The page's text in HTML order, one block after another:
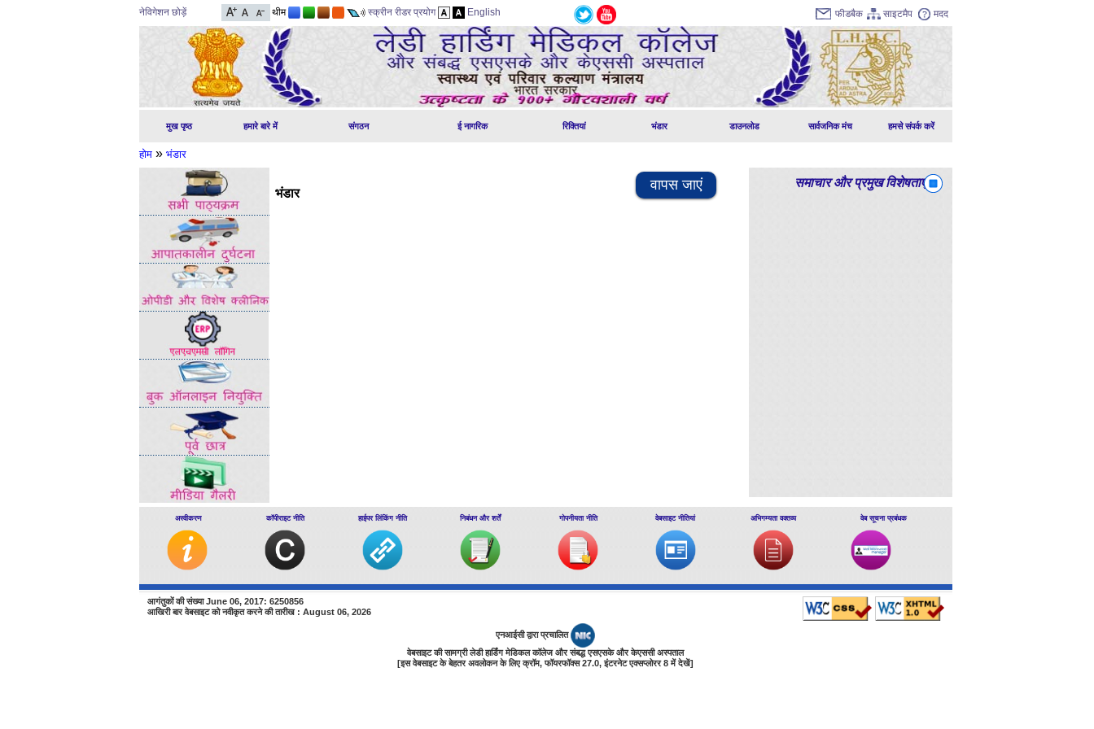
नेविगेशन छोड़ें थीम स्क्रीन रीडर प्रयोग English फीडबैक साइटमैप मदद
मुख पृष्ठ हमारे बारे में संगठन ई नागरिक रिक्तियां भंडार डाउनलोड सार्वजनिक मंच हमसे संपर्क करें
होम» भंडार
समाचार और प्रमुख विशेषताएं
भंडार
वापस जाएं
अस्वीकरण कॉपीराइट नीति हाईपर लिंकिंग नीति निबंधन और शर्तें गोपनीयता नीति वेबसाइट नीतियां अभिगम्यता वक्तव्य वेब सूचना प्रबंधक
आगंतुकों की संख्या June 06, 2017: 6250856
आखिरी बार वेबसाइट को नवीकृत करने की तारीख : August 06, 2026
एनआईसी द्वारा प्रचालित
वेबसाइट की सामग्री लेडी हार्डिंग मेडिकल कॉलेज और संबद्ध एसएसके और केएससी अस्पताल
[इस वेबसाइट के बेहतर अवलोकन के लिए क्रॉम, फॉयरफॉक्‍स 27.0, इंटरनेट एक्‍सप्‍लोरर 8 में देखें]